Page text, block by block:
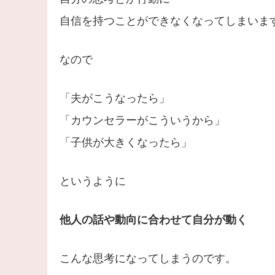
自信を持つことができなくなってしまいま
なので
「夫がこうなったら」
「カウンセラーがこういうから」
「子供が大きくなったら」
というように
他人の話や動向に合わせて自分が動く
こんな思考になってしまうのです。